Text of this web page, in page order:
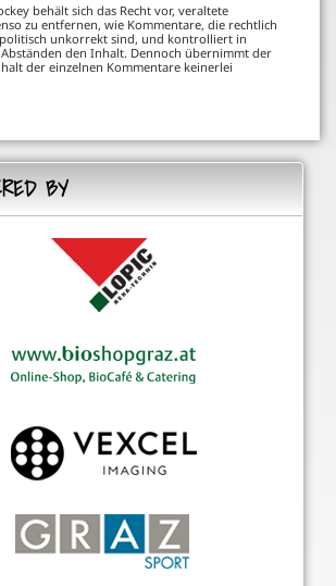
behält sich das Recht vor, veraltete
zu entfernen, wie Kommentare, die rechtlich
unkorrekt sind, und kontrolliert in
den Inhalt. Dennoch übernimmt der
der einzelnen Kommentare keinerlei
BY